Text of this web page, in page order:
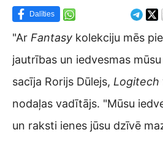
Dalīties
"Ar Fantasy kolekciju mēs
jautrības un iedvesmas
sacīja Rorijs Dūlejs, Logitech
nodaļas vadītājs. "Mūsu
un raksti ienes jūsu dzīvē